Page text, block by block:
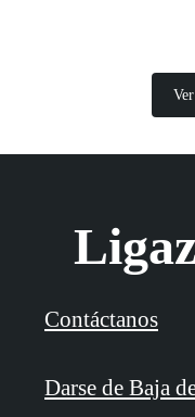
Contáctanos
Darse de Baja